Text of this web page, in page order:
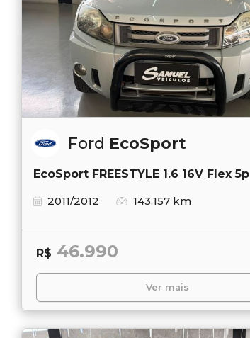
Ford EcoSport
EcoSport FREESTYLE 1.6 16V Flex 5p
2011/2012
143.157 km
R$ 46.990
Ver mais